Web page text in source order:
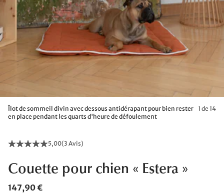
Îlot de sommeil divin avec dessous antidérapant pour bien rester
en place pendant les quarts d'heure de défoulement
1 de 14
5,00(3 Avis)
Couette pour chien « Estera »
147,90 €